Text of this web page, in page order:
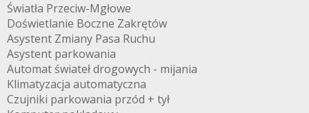
Światła Przeciw-Mgłowe
Doświetlanie Boczne Zakrętów
Asystent Zmiany Pasa Ruchu
Asystent parkowania
Automat świateł drogowych - mijania
Klimatyzacja automatyczna
Czujniki parkowania przód + tył